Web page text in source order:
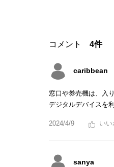
コメント 4件
caribbean
窓口や券売機は、入
デジタルデバイスを
2024/4/9
sanya